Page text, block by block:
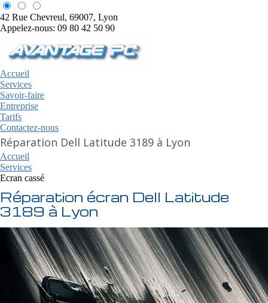
42 Rue Chevreul, 69007, Lyon
Appelez-nous: 09 80 42 50 90
Accueil
Services
Savoir-faire
Entreprise
Tarifs
Contactez-nous
Réparation Dell Latitude 3189 à Lyon
Accueil
Services
Ecran cassé
Réparation écran Dell Latitude
3189 à Lyon